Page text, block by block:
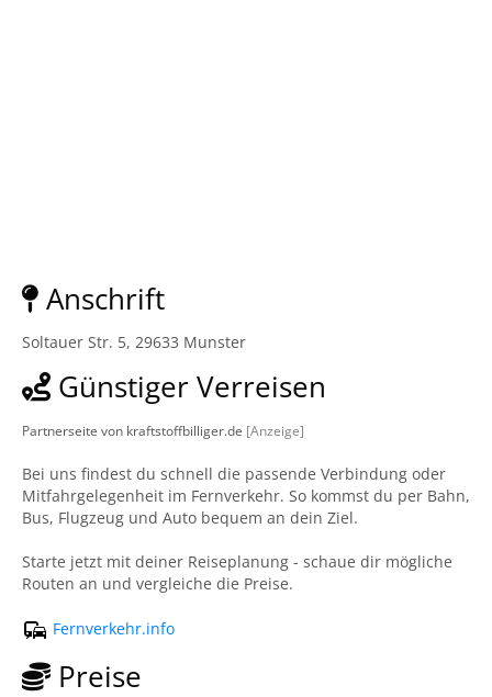
Anschrift
Soltauer Str. 5, 29633 Munster
Günstiger Verreisen
Partnerseite von kraftstoffbilliger.de [Anzeige]
Bei uns findest du schnell die passende Verbindung oder
Mitfahrgelegenheit im Fernverkehr. So kommst du per Bahn,
Bus, Flugzeug und Auto bequem an dein Ziel.
Starte jetzt mit deiner Reiseplanung - schaue dir mögliche
Routen an und vergleiche die Preise.
Fernverkehr.info
Preise